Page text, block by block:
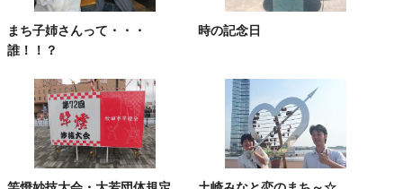
まち子姉さんって・・・
誰！！？
時の記念日